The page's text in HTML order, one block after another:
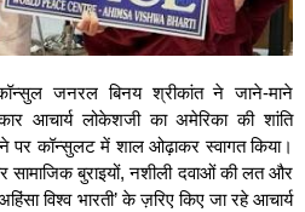
कॉन्सुल जनरल बिनय श्रीकांत ने जाने-माने
आचार्य लोकेशजी का अमेरिका की शांति
पर कॉन्सुलट में शाल ओढ़ाकर स्वागत किया।
सामाजिक बुराइयों, नशीली दवाओं की लत और
विश्व भारती’ के ज़रिए किए जा रहे आचार्य